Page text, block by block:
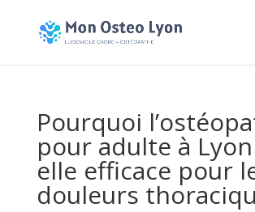
Pourquoi
pour adulte à
elle efficace pour
douleurs